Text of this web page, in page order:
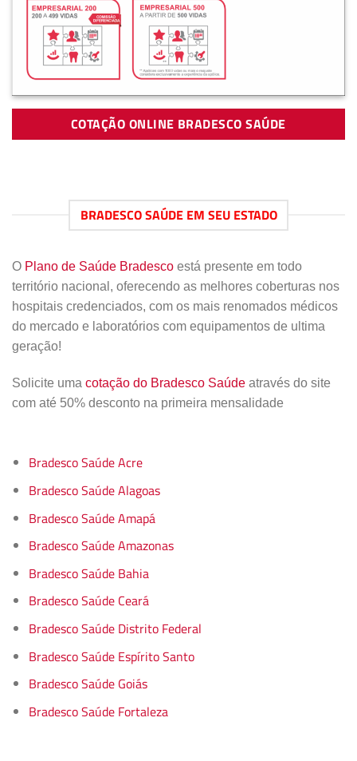
COTAÇÃO ONLINE BRADESCO SAÚDE
BRADESCO SAÚDE EM SEU ESTADO
O Plano de Saúde Bradesco está presente em todo
território nacional, oferecendo as melhores coberturas nos
hospitais credenciados, com os mais renomados médicos
do mercado e laboratórios com equipamentos de ultima
geração!
Solicite uma cotação do Bradesco Saúde através do site
com até 50% desconto na primeira mensalidade
Bradesco Saúde Acre
Bradesco Saúde Alagoas
Bradesco Saúde Amapá
Bradesco Saúde Amazonas
Bradesco Saúde Bahia
Bradesco Saúde Ceará
Bradesco Saúde Distrito Federal
Bradesco Saúde Espírito Santo
Bradesco Saúde Goiás
Bradesco Saúde Fortaleza